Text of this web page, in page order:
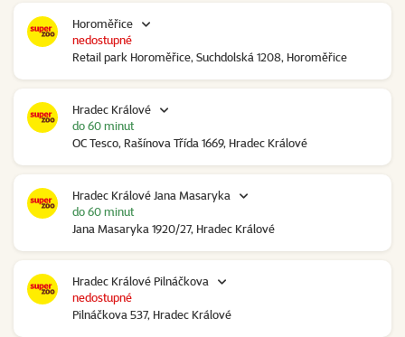
Horoměřice
Retail park Horoměřice, Suchdolská 1208, Horoměřice
nedostupné
Hradec Králové
OC Tesco, Rašínova Třída 1669, Hradec Králové
do 60 minut
Hradec Králové Jana Masaryka
Jana Masaryka 1920/27, Hradec Králové
do 60 minut
Hradec Králové Pilnáčkova
Pilnáčkova 537, Hradec Králové
nedostupné